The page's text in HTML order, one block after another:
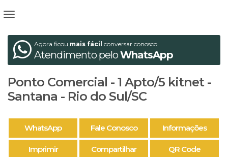
Agora ficou mais fácil conversar conosco
Atendimento peloWhatsApp
Ponto Comercial - 1 Apto/5 kitnet -
Santana - Rio do Sul/SC
WhatsApp Fale Conosco Informações
Imprimir Compartilhar QR Code